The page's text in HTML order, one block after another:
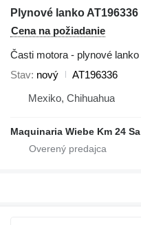
Cena na požiadanie
Časti motora - plynové lanko
Stav nový
AT196336
Mexiko, Chihuahua
Maquinaria Wiebe Km 24 Sa